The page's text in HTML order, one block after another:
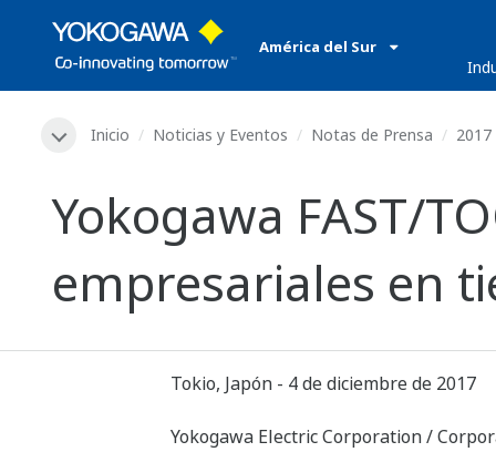
América del Sur
Inicio Noticias y Eventos Notas de Prensa 2017
Yokogawa FAST/
empresariales en
Tokio, Japón - 4 de diciembre de 2017
Yokogawa Electric Corporation /